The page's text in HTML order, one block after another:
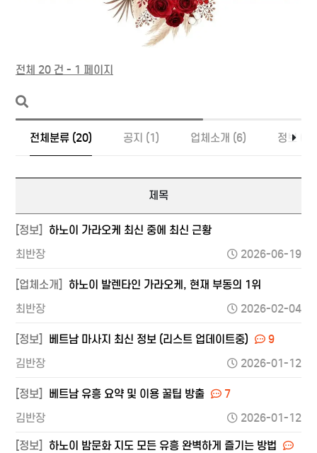
전체 20 건 - 1 페이지
전체분류 (20) 공지 (1) 업체소개 (6) 정보
제목
[정보]
하노이 가라오케 최신 중에 최신 근황
최반장
2026-06-19
[업체소개]
하노이 발렌타인 가라오케, 현재 부동의 1위
최반장
2026-02-04
[정보] 베트남 마사지 최신 정보 (리스트 업데이트중)
9
김반장
2026-01-12
[정보] 베트남 유흥 요약 및 이용 꿀팁 방출
7
김반장
2026-01-12
[정보]
하노이 밤문화 지도 모든 유흥 완벽하게 즐기는 방법